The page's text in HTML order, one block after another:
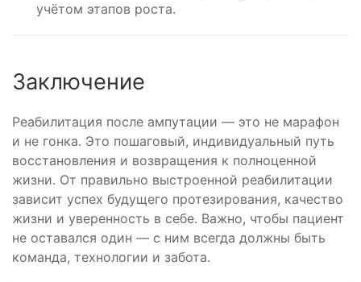
учётом этапов роста.
Заключение
Реабилитация после ампутации — это не марафон
и не гонка. Это пошаговый, индивидуальный путь
восстановления и возвращения к полноценной
жизни. От правильно выстроенной реабилитации
зависит успех будущего протезирования, качество
жизни и уверенность в себе. Важно, чтобы пациент
не оставался один — с ним всегда должны быть
команда, технологии и забота.